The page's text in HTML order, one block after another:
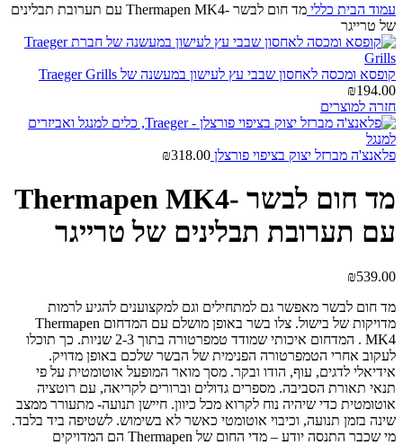
עמוד הבית כללי
מד חום לבשר -Thermapen MK4 עם תערובת תבלינים
של טרייגר
קופסא ומכסה לאחסון שבבי עץ לעישון במעשנה של Traeger Grills
₪194.00
חזרה למוצרים
פלאנצ'ה מברזל יצוק בציפוי פורצלן ₪318.00
מד חום לבשר -Thermapen MK4
עם תערובת תבלינים של טרייגר
₪539.00
מד חום לבשר מאפשר גם למתחילים וגם למקצוענים להגיע לרמות
מדויקות של בישול. צלו בשר באופן מושלם עם המדחום Thermapen
MK4 . המדחום איכותי שמודד טמפרטורה בתוך 2-3 שניות. כך תוכלו
לעקוב אחרי הטמפרטורה הפנימית של הבשר שלכם באופן מדויק.
אידיאלי לדגים, עוף, הודו ובקר. מסך מואר המופעל אוטומטית על פי
תנאי תאורת הסביבה. מספרים גדולים וברורים לקריאה, עם רוטציה
אוטומטית כדי שיהיה נוח לקרוא מכל כיוון. חיישן תנועה- מתעורר ממצב
שינה בזמן תנועה, וכיבוי אוטומטי כאשר לא בשימוש. לשטיפה ביד בלבד.
מי שכבר התנסה יודע – מדי החום של Thermapen הם המדויקים